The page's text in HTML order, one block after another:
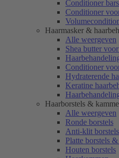
Conditioner bars
Conditioner
Haarmasker &
Alle weergeven
Shea butter
Conditioner
Hydraterende
Keratine
Haarborstels &
Alle weergeven
Ronde borstels
Anti-klit borstels
Platte borstels
Houten borstels